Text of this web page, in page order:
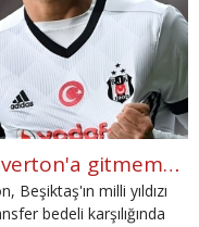
Uğur Meleke: "Cenk Tosun, Everton'a gitmemeli"
milli yıldızı
bedeli karşılığında